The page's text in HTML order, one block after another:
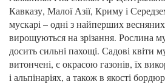
Кавказу, Малої Азії, Криму і
мускарі – одні з найперших
вирощуються на зрізання. Рослина
досить сильні пахощі. Садові квіти
витончені, є окрасою газонів, їх
і альпінаріях, а також в якості